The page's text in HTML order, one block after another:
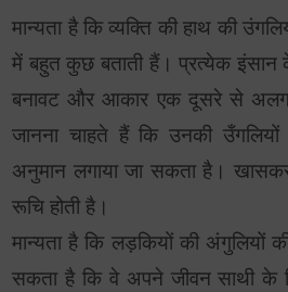
मान्यता है कि व्यक्ति की हाथ की
में बहुत कुछ बताती हैं। प्रत्येक इंसान
बनावट और आकार एक दूसरे से
जानना चाहते हैं कि उनकी
अनुमान लगाया जा सकता है।
रूचि होती है।
मान्यता है कि लड़कियों की अंगुलियों
सकता है कि वे अपने जीवन साथी के